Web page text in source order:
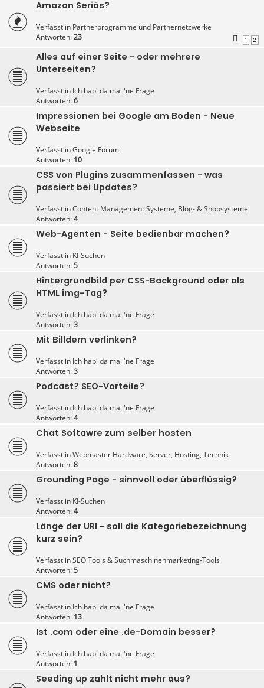
Amazon Seriös?
Verfasst in Partnerprogramme und Partnernetzwerke
Antworten:23 1 2
Alles auf einer Seite - oder mehrere
Unterseiten?
Verfasst in Ich hab' da mal 'ne Frage
Antworten:6
Impressionen bei Google am Boden - Neue
Webseite
Verfasst inGoogle Forum
Antworten: 10
CSS von Plugins zusammenfassen - was
passiert bei Updates?
Verfasst inContent Management Systeme, Blog- & Shopsysteme
Antworten:4
Web-Agenten - Seite bedienbar machen?
Verfasst in KI-Suchen
Antworten:5
Hintergrundbild per CSS-Background oder als
HTML img-Tag?
Verfasst in Ich hab' da mal 'ne Frage
Antworten:3
Mit Billdern verlinken?
Verfasst in Ich hab' da mal 'ne Frage
Antworten:3
Podcast? SEO-Vorteile?
Verfasst in Ich hab' da mal 'ne Frage
Antworten:4
Chat Softawre zum selber hosten
Verfasst inWebmaster Hardware, Server, Hosting, Technik
Antworten:8
Grounding Page - sinnvoll oder überflüssig?
Verfasst in KI-Suchen
Antworten:4
Länge der URI - soll die Kategoriebezeichnung
kurz sein?
Verfasst inSEO Tools & Suchmaschinenmarketing-Tools
Antworten:5
CMS oder nicht?
Verfasst in Ich hab' da mal 'ne Frage
Antworten: 13
Ist .com oder eine .de-Domain besser?
Verfasst in Ich hab' da mal 'ne Frage
Antworten: 1
Seeding up zahlt nicht mehr aus?